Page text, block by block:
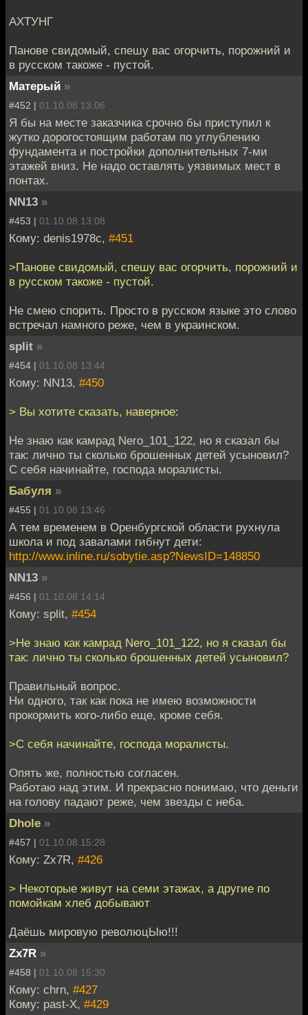
АХТУНГ
Панове свидомый, спешу вас огорчить, порожний и
в русском такоже - пустой.
Матерый »
#452 | 01.10.08 13:06
Я бы на месте заказчика срочно бы приступил к
жутко дорогостоящим работам по углублению
фундамента и постройки дополнительных 7-ми
этажей вниз. Не надо оставлять уязвимых мест в
понтах.
NN13 »
#453 | 01.10.08 13:08
Кому: denis1978c, #451
>Панове свидомый, спешу вас огорчить, порожний и
в русском такоже - пустой.
Не смею спорить. Просто в русском языке это слово
встречал намного реже, чем в украинском.
split »
#454 | 01.10.08 13:44
Кому: NN13, #450
> Вы хотите сказать, наверное:
Не знаю как камрад Nero_101_122, но я сказал бы
так: лично ты сколько брошенных детей усыновил?
С себя начинайте, господа моралисты.
Бабуля »
#455 | 01.10.08 13:46
А тем временем в Оренбургской области рухнула
школа и под завалами гибнут дети:
http://www.inline.ru/sobytie.asp?NewsID=148850
NN13 »
#456 | 01.10.08 14:14
Кому: split, #454
>Не знаю как камрад Nero_101_122, но я сказал бы
так: лично ты сколько брошенных детей усыновил?
Правильный вопрос.
Ни одного, так как пока не имею возможности
прокормить кого-либо еще, кроме себя.
>С себя начинайте, господа моралисты.
Опять же, полностью согласен.
Работаю над этим. И прекрасно понимаю, что деньги
на голову падают реже, чем звезды с неба.
Dhole »
#457 | 01.10.08 15:28
Кому: Zx7R, #426
> Некоторые живут на семи этажах, а другие по
помойкам хлеб добывают
Даёшь мировую революцЫю!!!
Zx7R »
#458 | 01.10.08 15:30
Кому: chrn, #427
Кому: past-X, #429